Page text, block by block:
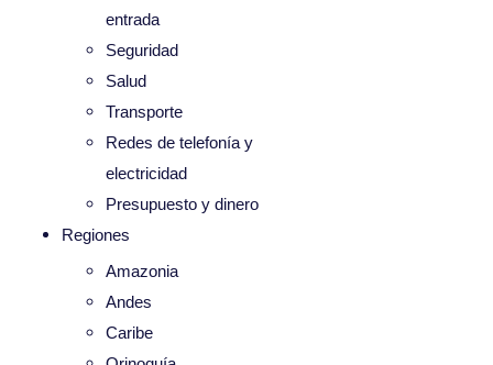
entrada
Seguridad
Salud
Transporte
Redes de telefonía y
electricidad
Presupuesto y dinero
Regiones
Amazonia
Andes
Caribe